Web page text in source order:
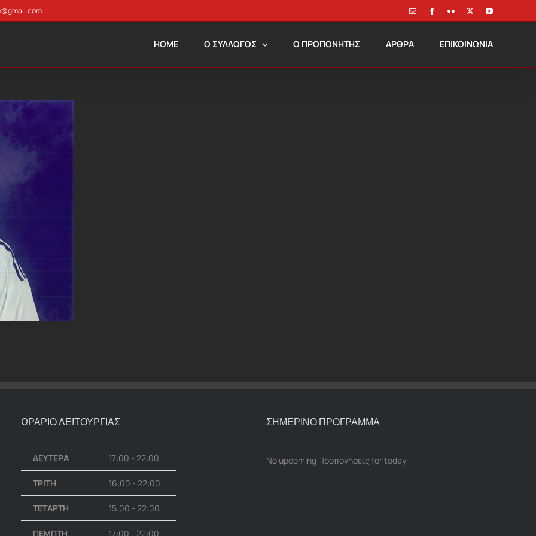
Email FacebookFlickr YouTube
HOME Ο ΣΥΛΛΟΓΟΣ Ο ΠΡΟΠΟΝΗΤΗΣ ΑΡΘΡΑ ΕΠΙΚΟΙΝΩΝΙΑ
ΩΡΑΡΙΟ ΛΕΙΤΟΥΡΓΙΑΣ
ΔΕΥΤΕΡΑ 17:00 - 22:00
ΤΡΙΤΗ 16:00 - 22:00
ΤΕΤΑΡΤΗ 15:00 - 22:00
ΠΕΜΠΤΗ 17:00 - 22:00
ΣΗΜΕΡΙΝΟ ΠΡΟΓΡΑΜΜΑ
No upcoming Προπονήσεις for today